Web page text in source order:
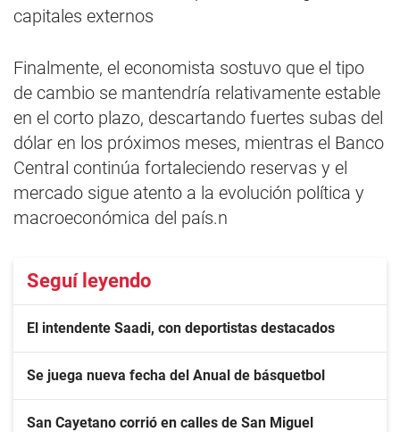
capitales externos
Finalmente, el economista sostuvo que el tipo
de cambio se mantendría relativamente estable
en el corto plazo, descartando fuertes subas del
dólar en los próximos meses, mientras el Banco
Central continúa fortaleciendo reservas y el
mercado sigue atento a la evolución política y
macroeconómica del país.n
Seguí leyendo
El intendente Saadi, con deportistas destacados
Se juega nueva fecha del Anual de básquetbol
San Cayetano corrió en calles de San Miguel